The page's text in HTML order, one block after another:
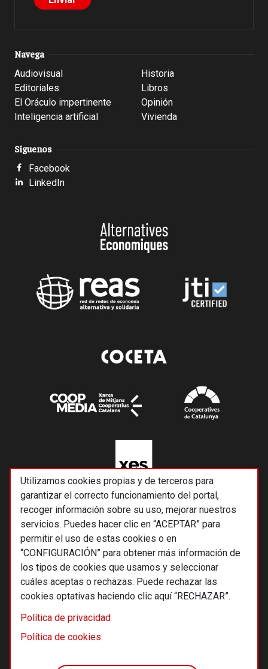
Utilizamos cookies propias y de terceros para
garantizar el correcto funcionamiento del portal,
recoger información sobre su uso, mejorar nuestros
servicios. Puedes hacer clic en “ACEPTAR” para
permitir el uso de estas cookies o en
“CONFIGURACIÓN” para obtener más información de
los tipos de cookies que usamos y seleccionar
cuáles aceptas o rechazas. Puede rechazar las
cookies optativas haciendo clic aquí “RECHAZAR”.
Política de privacidad
Política de cookies
Navega
Audiovisual
Editoriales
El Oráculo impertinente
Inteligencia artificial
Historia
Libros
Opinión
Vivienda
Síguenos
Facebook
LinkedIn
© 2026 Alternativas económicas SCCL
Footer
Términos y condiciones de uso
Política de cookies